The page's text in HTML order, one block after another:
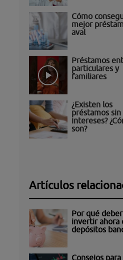
Cómo
mejor
aval
Préstamos
particulares y
familiares
¿Existen los
préstamos sin
intereses?
son?
Artículos
Por qué
invertir ahora
depósitos
Consejos